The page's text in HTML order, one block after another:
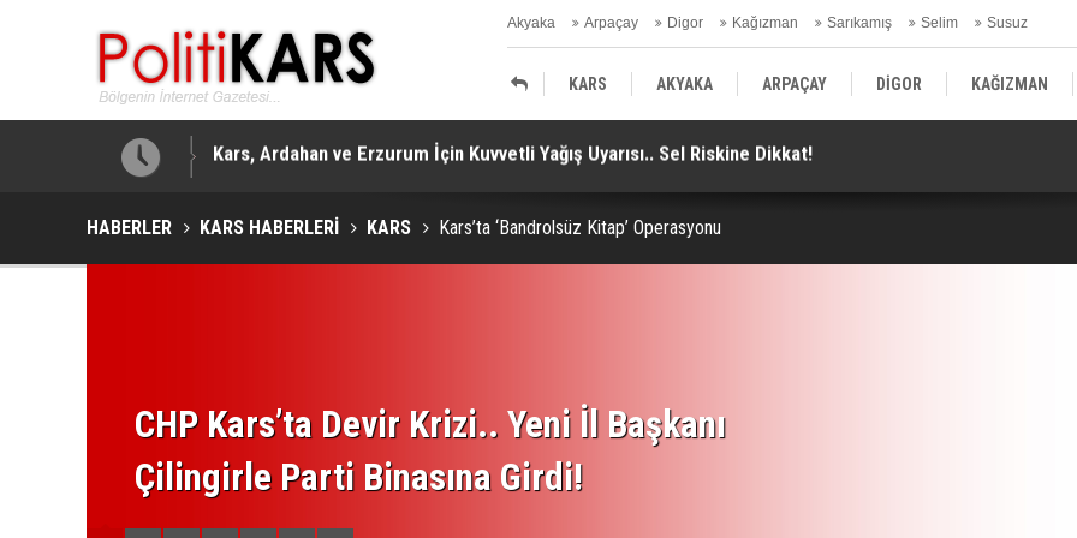
Akyaka Arpaçay Digor Kağızman Sarıkamış Selim Susuz
Kars Gündem
KARS AKYAKA ARPAÇAY DİGOR KAĞIZMAN
SELİM SUSUZ KARS GÜNDEM
Dünyanın Sayılı Klasikleri Restore Ediliyor.. Araçlar Yeniden Yollara Dönüyor!
HABERLER KARS HABERLERİ KARS Kars’ta ‘Bandrolsüz Kitap’ Operasyonu
CHP Kars’ta Devir Krizi.. Yeni İl Başkanı
Çilingirle Parti Binasına Girdi!